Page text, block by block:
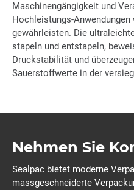
Maschinengängigkeit und
Hochleistungs-
gewährleisten. Die
stapeln und entstapeln,
Druckstabilität und
Sauerstoffwerte in der
Nehmen Sie
Sealpac bietet moderne
massgeschneiderte